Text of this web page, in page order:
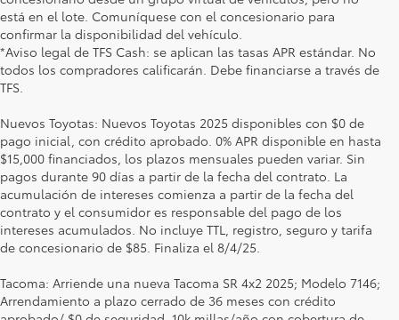
está en el lote. Comuníquese con el concesionario para
confirmar la disponibilidad del vehículo.
*Aviso legal de TFS Cash: se aplican las tasas APR estándar. No
todos los compradores calificarán. Debe financiarse a través de
TFS.
Nuevos Toyotas: Nuevos Toyotas 2025 disponibles con $0 de
pago inicial, con crédito aprobado. 0% APR disponible en hasta
$15,000 financiados, los plazos mensuales pueden variar. Sin
pagos durante 90 días a partir de la fecha del contrato. La
acumulación de intereses comienza a partir de la fecha del
contrato y el consumidor es responsable del pago de los
intereses acumulados. No incluye TTL, registro, seguro y tarifa
de concesionario de $85. Finaliza el 8/4/25.
Tacoma: Arriende una nueva Tacoma SR 4x2 2025; Modelo 7146;
Arrendamiento a plazo cerrado de 36 meses con crédito